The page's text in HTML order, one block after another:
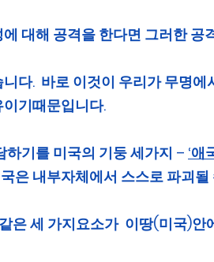
대해 공격을 한다면 그러한 공
다.  바로 이것이 우리가 무명
기때문입니다.
하기를 미국의 기둥 세가지 – ‘애
은 내부자체에서 스스로 파괴
은 세 가지요소가  이땅(미국)